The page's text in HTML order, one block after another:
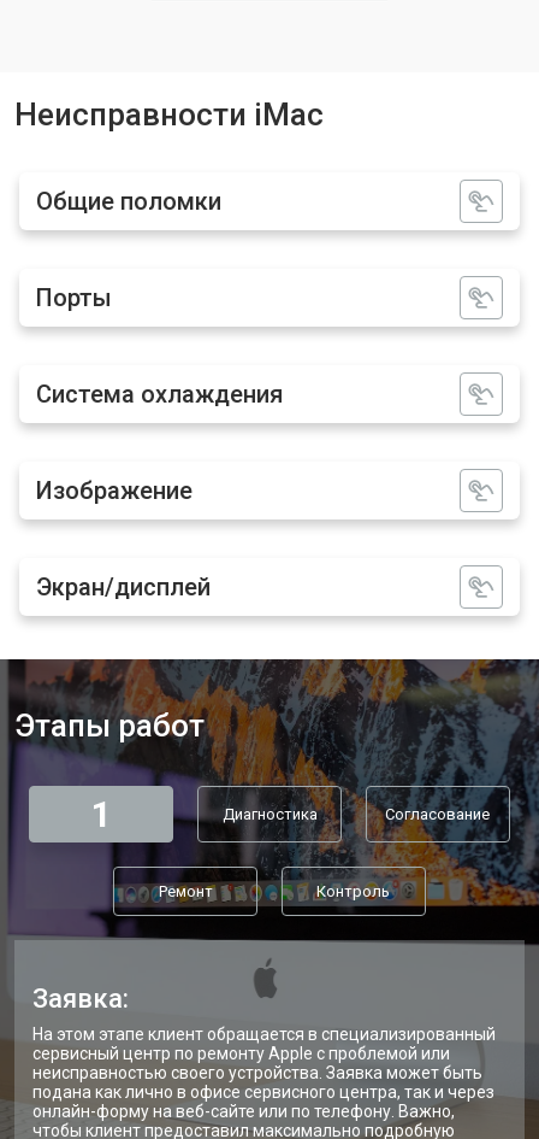
Неисправности iMac
Общие поломки
Порты
Система охлаждения
Изображение
Экран/дисплей
Этапы работ
1 Диагностика Согласование
Ремонт Контроль
Заявка:
На этом этапе клиент обращается в специализированный
сервисный центр по ремонту Apple с проблемой или
неисправностью своего устройства. Заявка может быть
подана как лично в офисе сервисного центра, так и через
онлайн-форму на веб-сайте или по телефону. Важно,
чтобы клиент предоставил максимально подробную